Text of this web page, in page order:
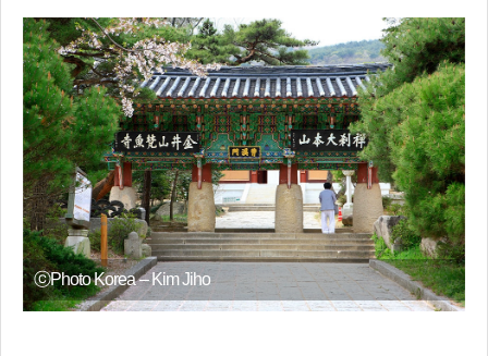
ⓒPhoto Korea – Kim Jiho